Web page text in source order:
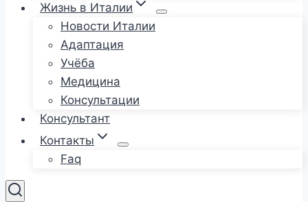
Жизнь в Италии
Новости Италии
Адаптация
Учёба
Медицина
Консультации
Консультант
Контакты
Faq